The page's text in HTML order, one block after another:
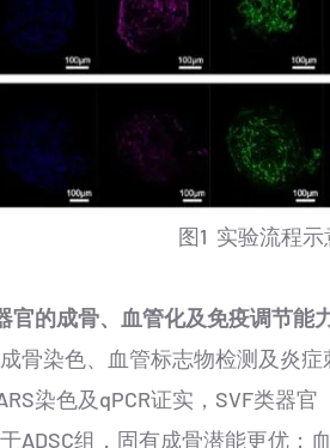
图1 实验流程
官的成骨、 血管化及免疫调节能
骨染色、血管标志物检测及炎
染色及qPCR证实，SVF类器
ADSC组，固有成骨潜能更优；